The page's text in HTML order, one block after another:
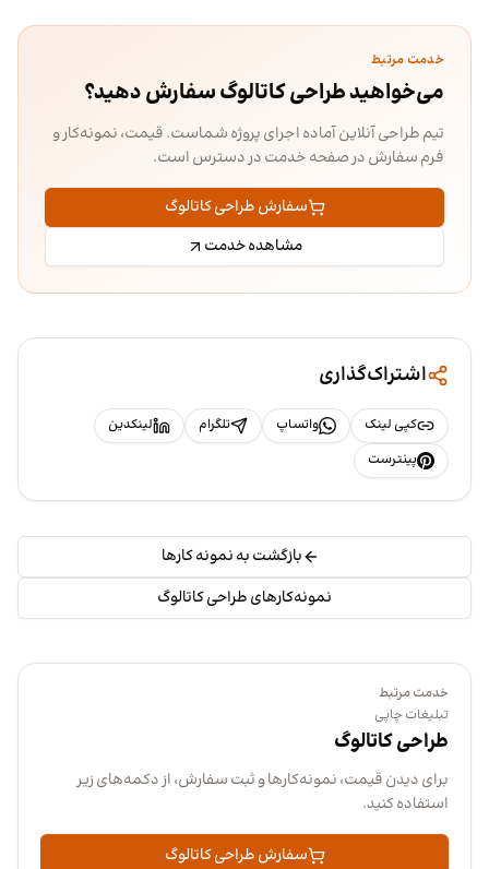
خدمت مرتبط
می‌خواهید طراحی کاتالوگ سفارش دهید؟
تیم طراحی آنلاین آماده اجرای پروژه شماست. قیمت، نمونه‌کار و
فرم سفارش در صفحه خدمت در دسترس است.
سفارش طراحی کاتالوگ
مشاهده خدمت
اشتراک‌گذاری
کپی لینک واتساپ تلگرام
لینکدین
پینترست
بازگشت به نمونه کارها
نمونه‌کارهای طراحی کاتالوگ
خدمت مرتبط
تبلیغات چاپی
طراحی کاتالوگ
برای دیدن قیمت، نمونه‌کارها و ثبت سفارش، از دکمه‌های زیر
استفاده کنید.
سفارش طراحی کاتالوگ